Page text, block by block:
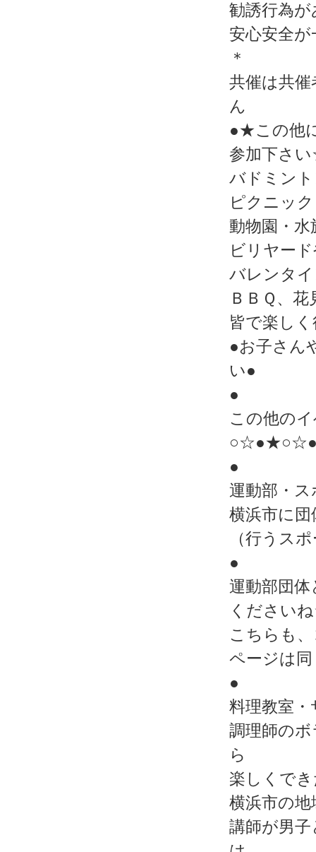
勧誘行為
安心安全
＊
共催は共
ん
●★この他
参加下さ
バドミン
ピクニッ
動物園・
ビリヤー
バレンタ
ＢＢＱ、
皆で楽し
●お子さん
い●
●
この他の
●
運動部・
横浜市に
（行うス
●
運動部団
ください
こちらも
ページは
●
料理教室
調理師の
ら
楽しくで
横浜市の
講師が男